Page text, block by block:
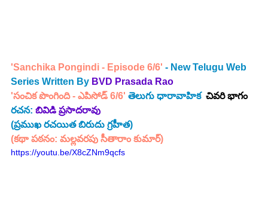
'Sanchika Pongindi - Episode 6/6' - New Telugu Web
Series Written By BVD Prasada Rao
'సంచిక పొంగింది - ఎపిసోడ్ 6/6' తెలుగు ధారావాహిక చివరి భాగం
రచన: బివిడి ప్రసాదరావు
(ప్రముఖ రచయిత బిరుదు గ్రహీత)
(కథా పఠనం: మల్లవరపు సీతారాం కుమార్)
https://youtu.be/X8cZNm9qcfs